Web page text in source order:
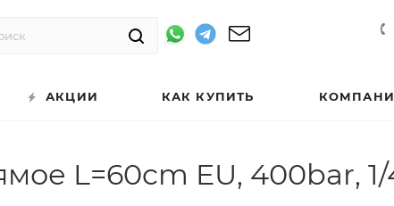
АКЦИИ КАК КУПИТЬ
L=60cm EU, 400bar,